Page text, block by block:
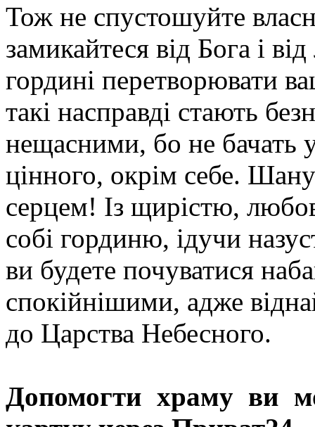
Тож не спустошуйте
замикайтеся від Бога і
гордині перетворювати
такі насправді стають
нещасними, бо не бачать
цінного, окрім себе.
серцем! Із щирістю,
собі гординю, ідучи
ви будете почуватися
спокійнішими, адже
до Царства Небесного.
Допомогти храму ви